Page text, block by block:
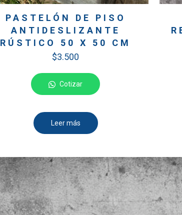
PASTELÓN DE PISO
ANTIDESLIZANTE
RÚSTICO 50 X 50 CM
$3.500
Cotizar
Leer más